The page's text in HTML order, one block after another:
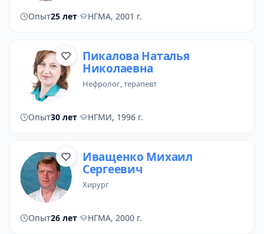
Опыт25 лет· НГМА, 2001 г.
Пикалова Наталья
Николаевна
нефролог,терапевт
Опыт30 лет· НГМИ, 1996 г.
Иващенко Михаил
Сергеевич
хирург
Опыт26 лет· НГМА, 2000 г.